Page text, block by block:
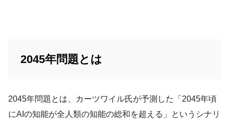
2045年問題とは
2045年問題とは、カーツワイル氏が予測した「2045年頃
にAIの知能が全人類の知能の総和を超える」というシナリ